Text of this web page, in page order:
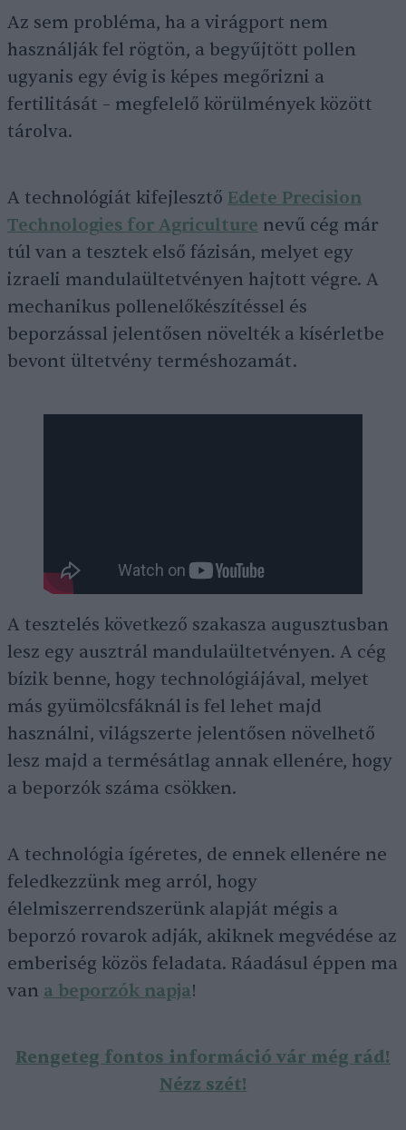
Az sem probléma, ha a virágport nem
használják fel rögtön, a begyűjtött pollen
ugyanis egy évig is képes megőrizni a
fertilitását – megfelelő körülmények között
tárolva.
A technológiát kifejlesztő Edete Precision
Technologies for Agriculture nevű cég már
túl van a tesztek első fázisán, melyet egy
izraeli mandulaültetvényen hajtott végre. A
mechanikus pollenelőkészítéssel és
beporzással jelentősen növelték a kísérletbe
bevont ültetvény terméshozamát.
A tesztelés következő szakasza augusztusban
lesz egy ausztrál mandulaültetvényen. A cég
bízik benne, hogy technológiájával, melyet
más gyümölcsfáknál is fel lehet majd
használni, világszerte jelentősen növelhető
lesz majd a termésátlag annak ellenére, hogy
a beporzók száma csökken.
A technológia ígéretes, de ennek ellenére ne
feledkezzünk meg arról, hogy
élelmiszerrendszerünk alapját mégis a
beporzó rovarok adják, akiknek megvédése az
emberiség közös feladata. Ráadásul éppen ma
van a beporzók napja!
Rengeteg fontos információ vár még rád!
Nézz szét!